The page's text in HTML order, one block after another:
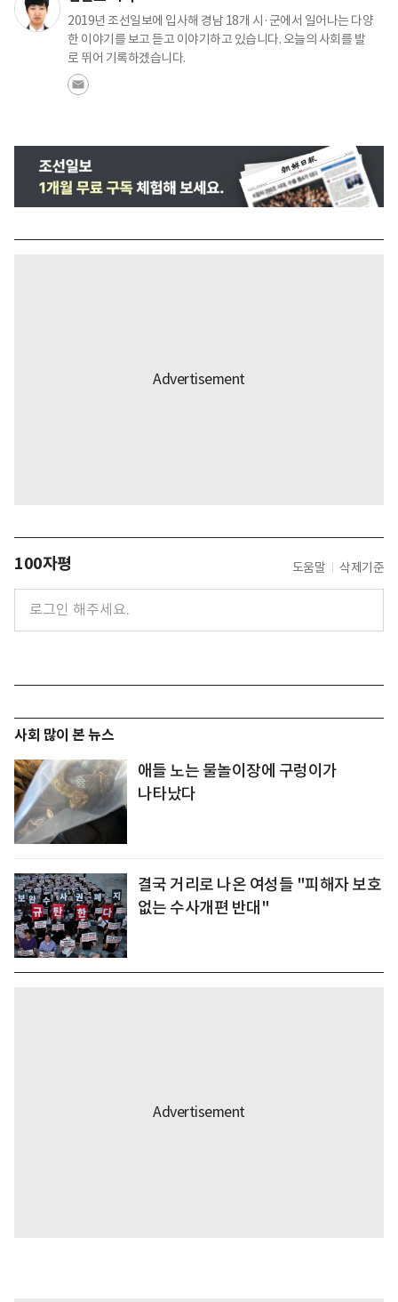
2019년 조선일보에 입사해 경남 18개 시·군에서 일어나는 다양
한 이야기를 보고 듣고 이야기하고 있습니다. 오늘의 사회를 발
로 뛰어 기록하겠습니다.
100자평 도움말 삭제기준
사회 많이 본 뉴스
애들 노는 물놀이장에 구렁이가
나타났다
결국 거리로 나온 여성들 "피해자 보호
없는 수사개편 반대"